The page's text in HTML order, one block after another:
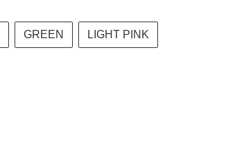
GREEN LIGHT PINK